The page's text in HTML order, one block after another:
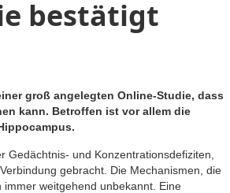
bestätigt
groß angelegten Online-Studie, dass
kann. Betroffen ist vor allem die
und Konzentrationsdefiziten,
gebracht. Die Mechanismen, die
weitgehend unbekannt. Eine